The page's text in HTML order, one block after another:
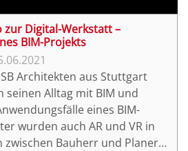
zur Digital-Werkstatt –
BIM-Projekts
Architekten aus Stuttgart
seinen Alltag mit BIM und
eines BIM-
wurden auch AR und VR in
Bauherr und Planer